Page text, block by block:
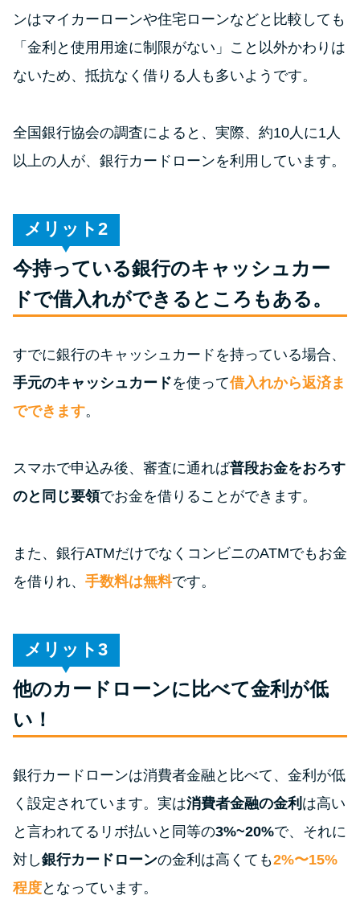
の理由
お金を借りる3つのポイント
その他コラム
今月の家賃払えない…2ヵ月目に
は解決しないと危険な理由と対
処法3つ
家賃払えないが強制退去は避け
たい…市役所に相談より賢い方
に悩む人へ街金をおすすめしな
い理由
質屋でお金を借りるには？年利
やシステムをカードローンと比
較
未成年でもお金を借りられる？
を解説
は要注意！
090金融（闇金）からお金を借り
ンはマイカーローンや住宅ローンなどと比較しても
「金利と使用用途に制限がない」こと以外かわりは
ないため、抵抗なく借りる人も多いようです。
全国銀行協会の調査によると、実際、約10人に1人
以上の人が、銀行カードローンを利用しています。
メリット
今持っている銀行のキャッシュカー
ドで借入れができるところもある。
すでに銀行のキャッシュカードを持っている場合、
手元のキャッシュカードを使って借入れから返済ま
でできます。
スマホで申込み後、審査に通れば普段お金をおろす
のと同じ要領でお金を借りることができます。
また、銀行ATMだけでなくコンビニのATMでもお金
を借りれ、 手数料は無料です。
メリット
他のカードローンに比べて金利が低
い！
銀行カードローンは消費者金融と比べて、金利が低
く設定されています。実は消費者金融の金利 は高い
と言われてるリボ払いと同等の3%~20%で、それに
対し銀行カードローンの金利は高くても2%〜15%
程度となっています。